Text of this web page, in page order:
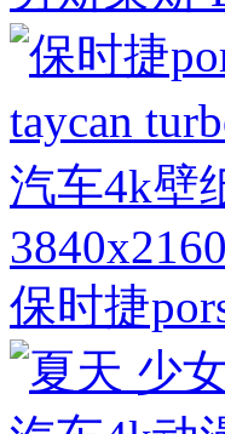
3840x2160
保时捷